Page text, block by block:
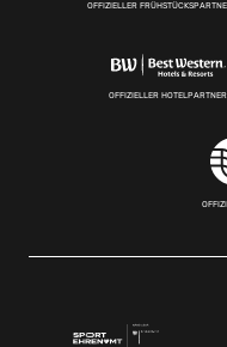
OFFIZIELLER
OFFIZIELLER